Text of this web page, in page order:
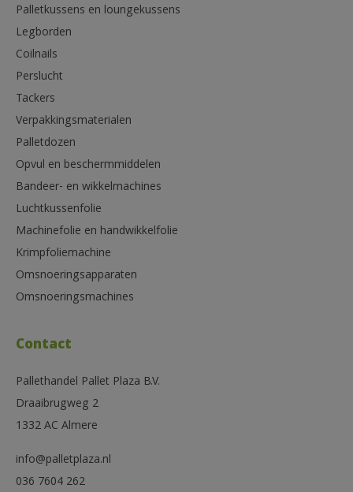
Palletkussens en loungekussens
Legborden
Coilnails
Perslucht
Tackers
Verpakkingsmaterialen
Palletdozen
Opvul en beschermmiddelen
Bandeer- en wikkelmachines
Luchtkussenfolie
Machinefolie en handwikkelfolie
Krimpfoliemachine
Omsnoeringsapparaten
Omsnoeringsmachines
Contact
Pallethandel Pallet Plaza B.V.
Draaibrugweg 2
1332 AC Almere
info@palletplaza.nl
036 7604 262